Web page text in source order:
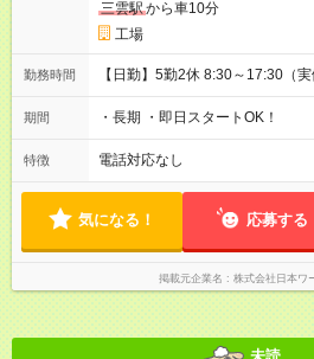
三雲駅から車10分
工場
勤務時間 【日勤】5勤2休 8:30～17:30（
期間 ・長期 ・即日スタートOK！
特徴 電話対応なし
気になる！ 応募する
掲載元企業名 株式会社日本ワ